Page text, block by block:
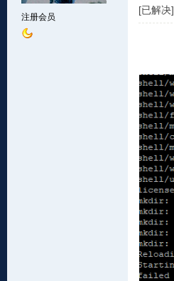
注册会员
[已解决]